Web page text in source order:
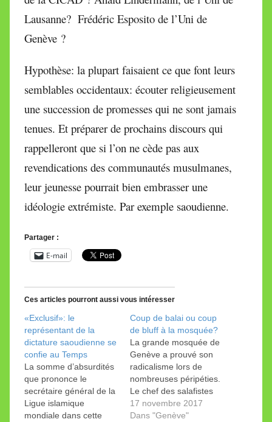
Lausanne? Frédéric Esposito de l’Uni de
Genève ?
Hypothèse: la plupart faisaient ce que font leurs
semblables occidentaux: écouter religieusement
une succession de promesses qui ne sont jamais
tenues. Et préparer de prochains discours qui
rappelleront que si l’on ne cède pas aux
revendications des communautés musulmanes,
leur jeunesse pourrait bien embrasser une
idéologie extrémiste. Par exemple saoudienne.
Partager :
E-mail
Ces articles pourront aussi vous intéresser
«Exclusif»: le
représentant de la
dictature saoudienne se
confie au Temps
La somme d’absurdités
que prononce le
secrétaire général de la
Ligue islamique
mondiale dans cette
Coup de balai ou coup
de bluff à la mosquée?
La grande mosquée de
Genève a prouvé son
radicalisme lors de
nombreuses péripéties.
Le chef des salafistes
saoudiens vient faire le
ménage et instaurer un
17 novembre 2017
Dans "Genève"